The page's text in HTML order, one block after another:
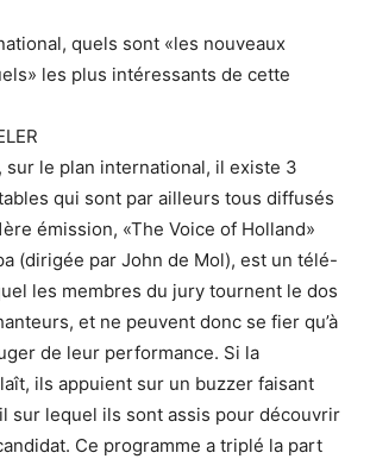
quels sont «les nouveaux
les plus intéressants de cette
sur le plan international, il existe 3
qui sont par ailleurs tous diffusés
émission, «The Voice of Holland»
(dirigée par John de Mol), est un télé-
les membres du jury tournent le dos
et ne peuvent donc se fier qu’à
de leur performance. Si la
ils appuient sur un buzzer faisant
sur lequel ils sont assis pour découvrir
Ce programme a triplé la part